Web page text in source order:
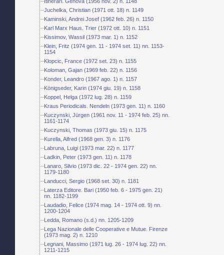
Juchelka, Christian (1971 ott. 18) n. 1149
Kaminski, Andrei Josef (1962 feb. 26) n. 1150
Karl Marx Haus. Trier (1972 ott. 10) n. 1151
Kissimov, Wassil (1973 mar. 1) n. 1152
Klein, Fritz (1974 gen. 11 - 1974 set. 11) nn. 1153-
1154
Klopcic, France (1972 set. 23) n. 1155
Koloman, Gajan (1969 feb. 22) n. 1156
Konder, Leandro (1967 ago. 1) n. 1157
Königseder, Karin (1974 giu. 19) n. 1158
Koppel, Helga (1972 lug. 28) n. 1159
Kraus Periodicals. Nendeln (1973 gen. 11) n. 1160
Kuczynski, Jürgen (1961 nov. 11 - 1974 feb. 25) nn.
1161-1174
Kuczynski, Thomas (1973 giu. 15) n. 1175
Kurella, Alfred (1968 gen. 3) n. 1176
Labruna, Luigi (1973 mar. 22) n. 1177
Ladkin, Peter (1973 gen. 11) n. 1178
Lanaro, Silvio (1973 dic. 22 - 1974 gen. 22) nn.
1179-1180
Landucci, Sergio (1968 set. 30) n. 1181
Laterza Editore. Bari (1950 feb. 6 - 1975 gen. 21)
nn. 1182-1199
Laudadio, Felice (1974 mag. 14 - 1974 ott. 9) nn.
1200-1204
Ledda, Romano (s.d.) nn. 1205-1209
Lega Nazionale delle Cooperative e Mutue. Firenze
(1973 mag. 2) n. 1210
Legnani, Massimo (1971 lug. 26 - 1974 lug. 22) nn.
1211-1215